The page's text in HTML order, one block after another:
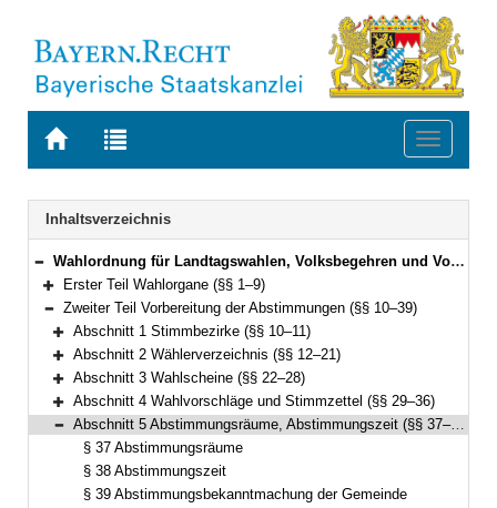
Zur
BAYERN.RECHT
Zur
letzten
Suche
Toggle
Navigation
Inhaltsverzeichnis
Bereich reduzieren
Wahlordnung für Landtagswahlen, Volksbegehren und Volksentscheide (Landeswahlordnung – LWO) Vom 16. Februar 2003 (GVBl. S. 62) BayRS 111-1-1-I (§§ 1–92)
Bereich erweitern
Erster Teil Wahlorgane (§§ 1–9)
Bereich reduzieren
Zweiter Teil Vorbereitung der Abstimmungen (§§ 10–39)
Bereich erweitern
Abschnitt 1 Stimmbezirke (§§ 10–11)
Bereich erweitern
Abschnitt 2 Wählerverzeichnis (§§ 12–21)
Bereich erweitern
Abschnitt 3 Wahlscheine (§§ 22–28)
Bereich erweitern
Abschnitt 4 Wahlvorschläge und Stimmzettel (§§ 29–36)
Bereich reduzieren
Abschnitt 5 Abstimmungsräume, Abstimmungszeit (§§ 37–39)
§ 37 Abstimmungsräume
§ 38 Abstimmungszeit
§ 39 Abstimmungsbekanntmachung der Gemeinde